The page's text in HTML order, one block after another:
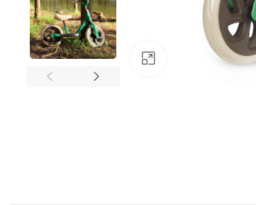
Klick zum Vergrößern